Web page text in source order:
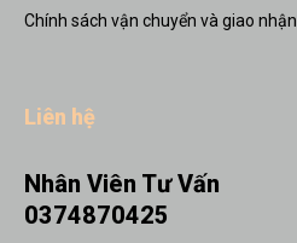
Chính sách vận chuyển và giao nhận
Liên hệ
Nhân Viên Tư Vấn
0374870425